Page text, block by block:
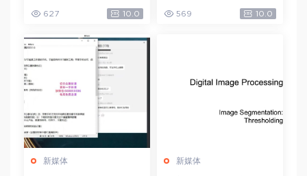
627 10.0
目，网盘下载(2.70G)
569 10.0
新媒体 新媒体